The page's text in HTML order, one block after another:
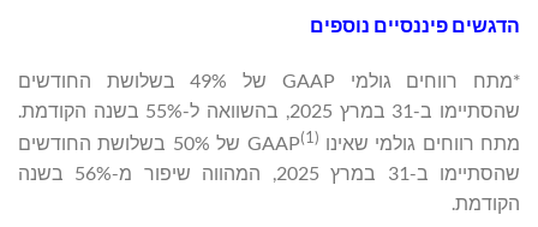
הדגשים פיננסיים נוספים
*מתח רווחים גולמי GAAP של 49% בשלושת החודשים
שהסתיימו ב-31 במרץ 2025, בהשוואה ל-55% בשנה הקודמת.
מתח רווחים גולמי שאינו GAAP
(1)
של 50% בשלושת החודשים
שהסתיימו ב-31 במרץ 2025, המהווה שיפור מ-56% בשנה
הקודמת.